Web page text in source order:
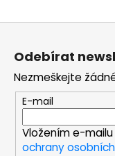
Z
Odebírat
Nezmeškejte
E-mail
Vložením e-
ochrany